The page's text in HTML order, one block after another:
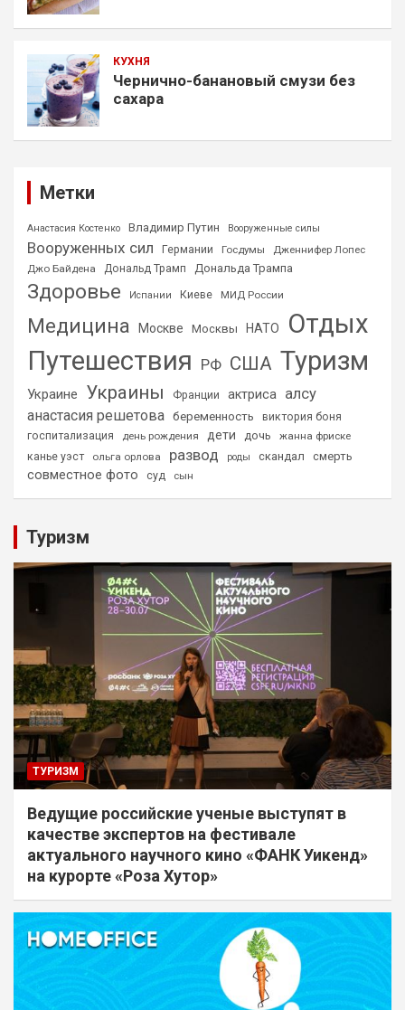
КУХНЯ
Чернично-банановый смузи без
сахара
Метки
Анастасия Костенко Владимир Путин Вооруженные силы
Вооруженных сил Германии Госдумы
Дженнифер Лопес
Джо Байдена
Дональд Трамп Дональда Трампа
Здоровье Испании Киеве МИД России
Медицина Москве Москвы НАТО
Отдых
Путешествия РФ США Туризм
Украине Украины Франции актриса алсу
анастасия решетова беременность
виктория боня
госпитализация
день рождения дети дочь
жанна фриске
канье уэст
ольга орлова развод роды скандал смерть
совместное фото суд сын
Туризм
ТУРИЗМ
Ведущие российские ученые выступят в
качестве экспертов на фестивале
актуального научного кино «ФАНК Уикенд»
на курорте «Роза Хутор»